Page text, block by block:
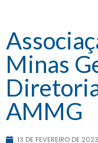
Minas
AMMG
13 DE FEVEREIRO DE 2023